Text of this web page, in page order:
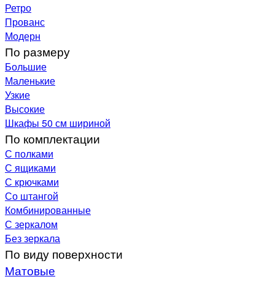
Ретро
Прованс
Модерн
По размеру
Большие
Маленькие
Узкие
Высокие
Шкафы 50 см шириной
По комплектации
С полками
С ящиками
С крючками
Со штангой
Комбинированные
С зеркалом
Без зеркала
По виду поверхности
Матовые